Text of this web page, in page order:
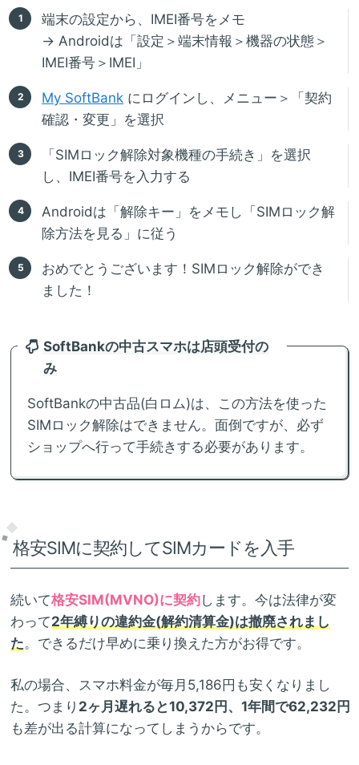
端末の設定から、IMEI番号をメモ
→ Androidは「設定＞端末情報＞機器の状態＞
IMEI番号＞IMEI」
My SoftBank にログインし、メニュー＞「契約
確認・変更」を選択
「SIMロック解除対象機種の手続き」を選択
し、IMEI番号を入力する
Androidは「解除キー」をメモし「SIMロック解
除方法を見る」に従う
おめでとうございます！SIMロック解除ができ
ました！
SoftBankの中古スマホは店頭受付の
み
SoftBankの中古品(白ロム)は、この方法を使った
SIMロック解除はできません。面倒ですが、必ず
ショップへ行って手続きする必要があります。
格安SIMに契約してSIMカードを入手
続いて格安SIM(MVNO)に契約します。今は法律が変
わって2年縛りの違約金(解約清算金)は撤廃されまし
た。できるだけ早めに乗り換えた方がお得です。
私の場合、スマホ料金が毎月5,186円も安くなりまし
た。つまり 2ヶ月遅れると10,372円、1年間で62,232円
も差が出る計算になってしまうからです。